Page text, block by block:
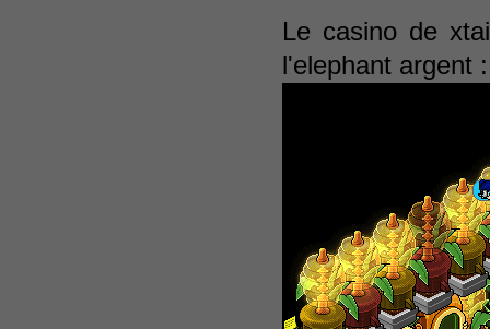
Le casino de
l'elephant argent :